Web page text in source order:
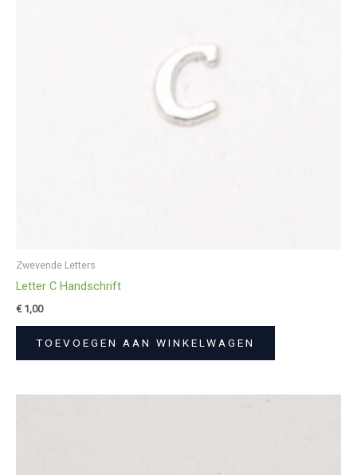
Zwevende Letters
Letter C Handschrift
€1,00
TOEVOEGEN AAN WINKELWAGEN